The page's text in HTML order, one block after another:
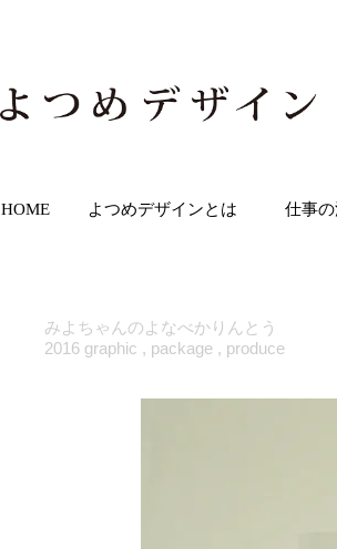
HOME よつめデザインとは 仕事
みよちゃんのよなべかりんとう
2016 graphic , package , produce